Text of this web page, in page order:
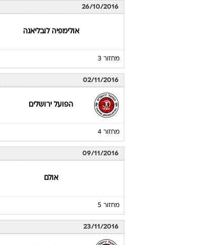
26/10/2016
אולימפיה לובליאנה
מחזור 3
02/11/2016
הפועל ירושלים
מחזור 4
09/11/2016
אולם
מחזור 5
23/11/2016